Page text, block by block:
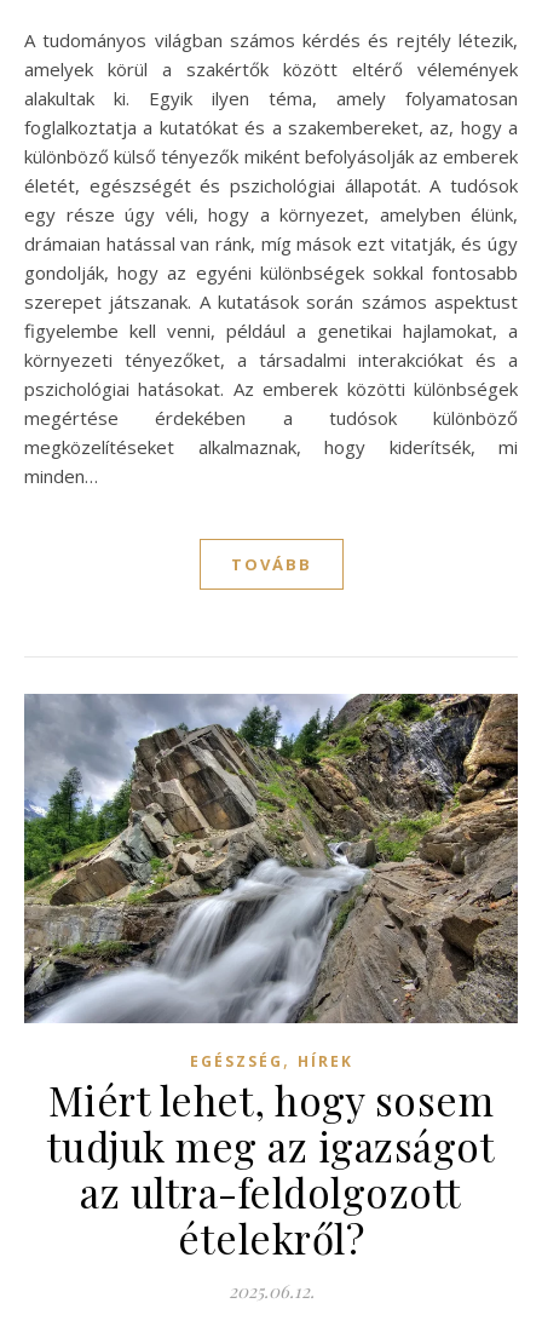
A tudományos világban számos kérdés és rejtély létezik,
amelyek körül a szakértők között eltérő vélemények
alakultak ki. Egyik ilyen téma, amely folyamatosan
foglalkoztatja a kutatókat és a szakembereket, az, hogy a
különböző külső tényezők miként befolyásolják az emberek
életét, egészségét és pszichológiai állapotát. A tudósok
egy része úgy véli, hogy a környezet, amelyben élünk,
drámaian hatással van ránk, míg mások ezt vitatják, és úgy
gondolják, hogy az egyéni különbségek sokkal fontosabb
szerepet játszanak. A kutatások során számos aspektust
figyelembe kell venni, például a genetikai hajlamokat, a
környezeti tényezőket, a társadalmi interakciókat és a
pszichológiai hatásokat. Az emberek közötti különbségek
megértése érdekében a tudósok különböző
megközelítéseket alkalmaznak, hogy kiderítsék, mi
minden…
TOVÁBB
EGÉSZSÉG , HÍREK
Miért lehet, hogy sosem
tudjuk meg az igazságot
az ultra-feldolgozott
ételekről?
2025.06.12.